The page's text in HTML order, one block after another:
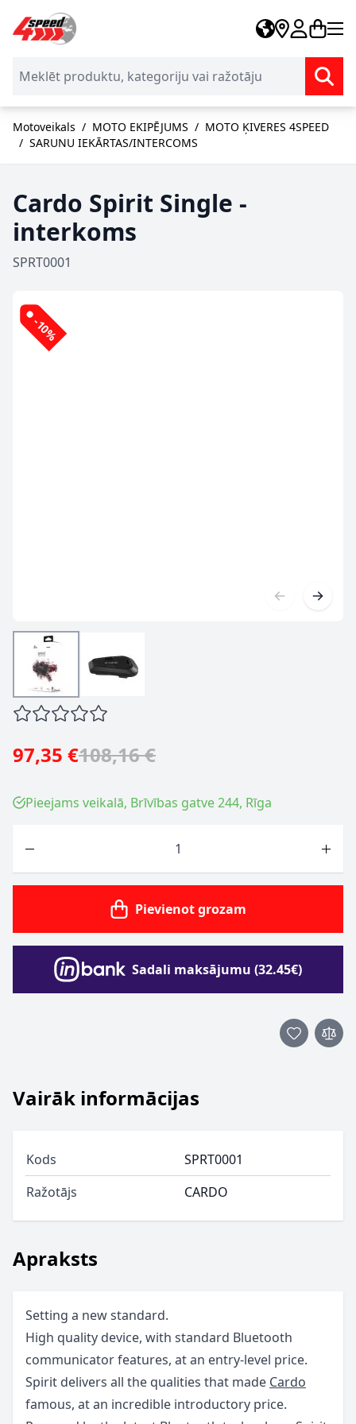
Skip to Content
Motoveikals / MOTO EKIPĒJUMS / MOTO ĶIVERES 4SPEED
/ SARUNU IEKĀRTAS/INTERCOMS
Cardo Spirit Single -
interkoms
SPRT0001
-10%
97,35 €108,16 €
Pieejams veikalā, Brīvības gatve 244, Rīga
Pievienot grozam
Sadali maksājumu (32.45€)
Apraksts
Setting a new standard.
High quality device, with standard Bluetooth
communicator features, at an entry-level price.
Spirit delivers all the qualities that made Cardo
famous, at an incredible introductory price.
Vairāk informācijas
Kods
SPRT0001
Ražotājs
CARDO